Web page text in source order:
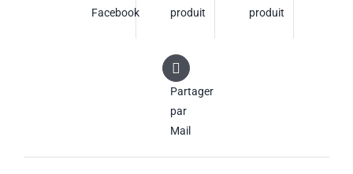
Facebook
produit
produit
Partager
par
Mail